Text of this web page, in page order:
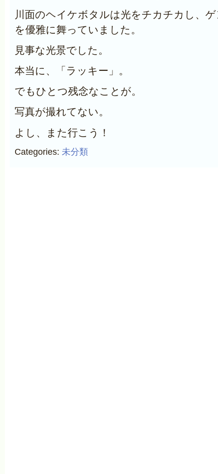
川面のヘイケボタルは光をチカチカし、
を優雅に舞っていました。
見事な光景でした。
本当に、「ラッキー」。
でもひとつ残念なことが。
写真が撮れてない。
よし、また行こう！
Categories: 未分類